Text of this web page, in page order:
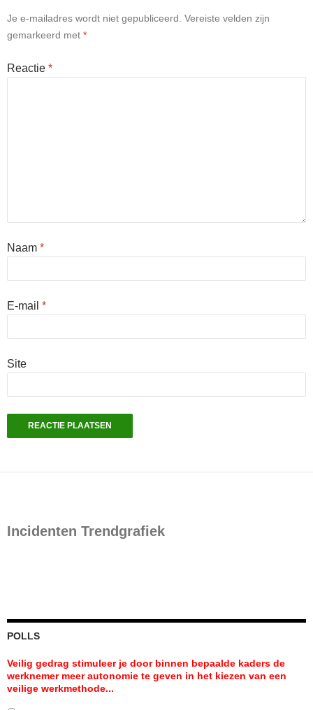
Je e-mailadres wordt niet gepubliceerd. Vereiste velden zijn
gemarkeerd met *
Reactie *
Naam *
E-mail *
Site
Incidenten Trendgrafiek
POLLS
Veilig gedrag stimuleer je door binnen bepaalde kaders de
werknemer meer autonomie te geven in het kiezen van een
veilige werkmethode...